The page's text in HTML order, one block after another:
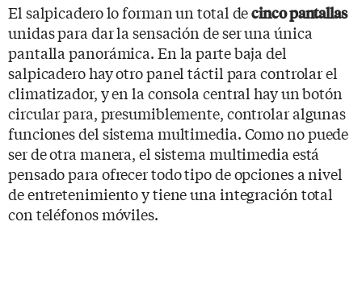
El salpicadero lo forman un total decinco pantallas
unidas para dar la sensación de ser una única
pantalla panorámica. En la parte baja del
salpicadero hay otro panel táctil para controlar el
climatizador, y en la consola central hay un botón
circular para, presumiblemente, controlar algunas
funciones del sistema multimedia. Como no puede
ser de otra manera, el sistema multimedia está
pensado para ofrecer todo tipo de opciones a nivel
de entretenimiento y tiene una integración total
con teléfonos móviles.